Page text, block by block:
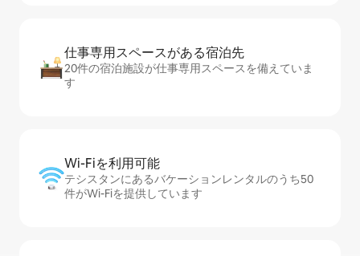
仕事専用ス⁠ペ⁠ー⁠スがあ⁠る宿⁠泊⁠先
20件の宿泊施設が仕事専用スペースを備えていま
す
Wi-Fiを利⁠用⁠可⁠能
テシスタンにあるバケーションレンタルのうち50
件がWi-Fiを提供しています